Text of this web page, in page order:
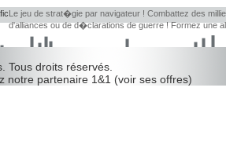
Le jeu de strat�gie par navigateur ! Combattez des
d'alliances ou de d�clarations de guerre ! Formez une
!
. Tous droits réservés.
notre partenaire 1&1 (voir ses offres)